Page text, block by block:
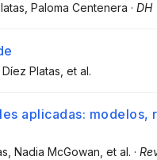
, Paloma Centenera · DH
Platas , et al.
aplicadas: modelos,
, Nadia McGowan , et al. ·